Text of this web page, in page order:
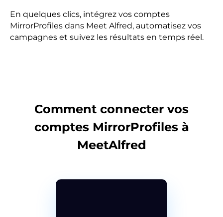
En quelques clics, intégrez vos comptes
MirrorProfiles dans Meet Alfred, automatisez vos
campagnes et suivez les résultats en temps réel.
Comment connecter vos
comptes MirrorProfiles à
MeetAlfred